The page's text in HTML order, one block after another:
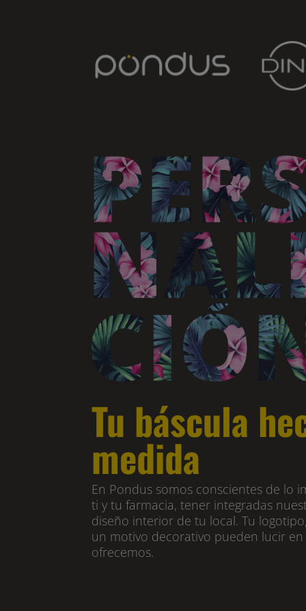
Tu báscula
medida
En Pondus somos conscientes de lo
ti y tu farmacia, tener integradas
diseño interior de tu local. Tu
un motivo decorativo pueden lucir
ofrecemos.